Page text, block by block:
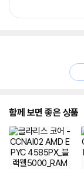
함께 보면 좋은 상품